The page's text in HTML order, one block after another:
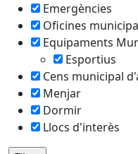
Emergències
Oficines
Equipaments
Esportius
Cens municipal
Menjar
Dormir
Llocs d'interès